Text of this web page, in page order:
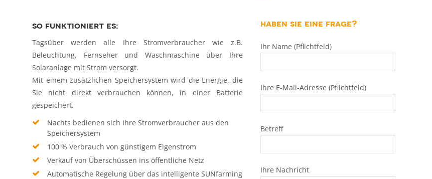
so funktioniert es:
Tagsüber werden alle Ihre Stromverbraucher wie z.B.
Beleuchtung, Fernseher und Waschmaschine über Ihre
Solaranlage mit Strom versorgt.
Mit einem zusätzlichen Speichersystem wird die Energie, die
Sie nicht direkt verbrauchen können, in einer Batterie
gespeichert.
Nachts bedienen sich Ihre Stromverbraucher aus den
Speichersystem
100 % Verbrauch von günstigem Eigenstrom
Verkauf von Überschüssen ins öffentliche Netz
Automatische Regelung über das intelligente SUNfarming
haben sie eine frage?
Ihr Name (Pflichtfeld)
Ihre E-Mail-Adresse (Pflichtfeld)
Betreff
Ihre Nachricht